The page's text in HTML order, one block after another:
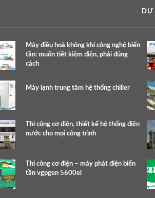
Máy điều hoà không khí công nghệ biến
tần: muốn tiết kiệm điện, phải đúng
cách
Máy lạnh trung tâm hệ thống chiller
Thi công cơ điện, thiết kế hệ thống điện
nước cho mọi công trình
Thi công cơ điện – máy phát điện biến
tần vgpgen 5600el
DỰ